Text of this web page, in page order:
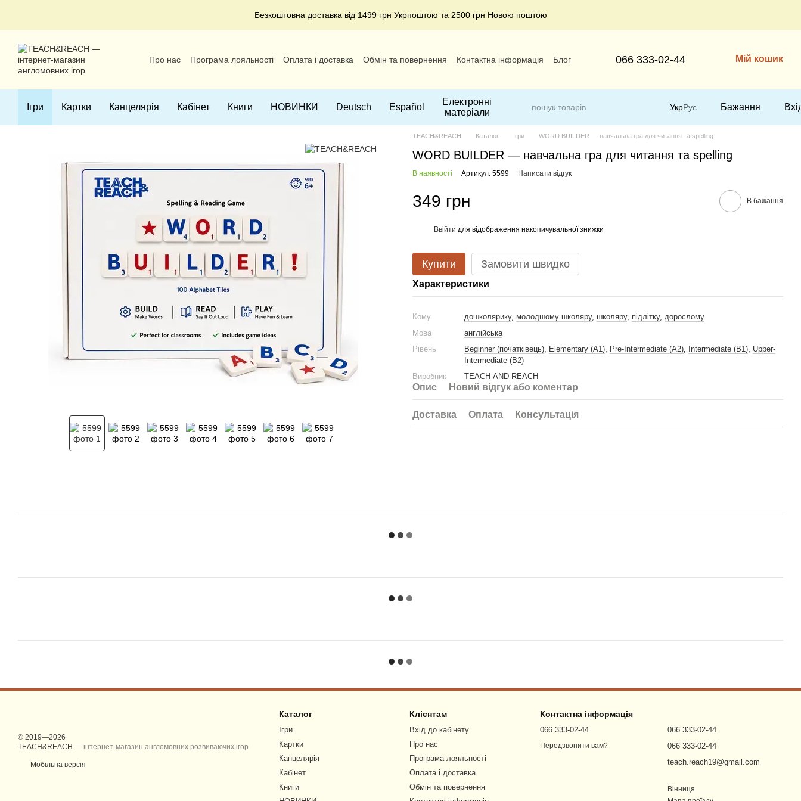
Безкоштовна доставка від 1499 грн Укрпоштою та 2500 грн Новою поштою
Про нас Програма лояльності Оплата і доставка Обмін та повернення Контактна інформація
Блог
066 333-02-44 Мій кошик
Ігри Картки Канцелярія Кабінет Книги НОВИНКИ Deutsch Español
Електронні
матеріали
УкрРус Бажання
TEACH&REACH Каталог Ігри WORD BUILDER — навчальна гра для читання та spelling
WORD BUILDER — навчальна гра для читання та spelling
В наявності Артикул: 5599 Написати відгук
349 грн В бажання
Ввійти для відображення накопичувальної знижки
Купити Замовити швидко
Характеристики
Кому дошколярику, молодшому школяру, школяру, підлітку, дорослому
Мова
англійська
Рівень
Beginner (початківець), Elementary (A1), Pre-Intermediate (A2), Intermediate (B1), Upper-
Intermediate (B2)
Виробник
TEACH-AND-REACH
Опис Новий відгук або коментар
Доставка Оплата Консультація
© 2019—2026
TEACH&REACH — інтернет-магазин англомовних розвиваючих ігор
Мобільна версія
Каталог
Ігри
Картки
Канцелярія
Кабінет
Книги
Клієнтам
Вхід до кабінету
Про нас
Програма лояльності
Оплата і доставка
Обмін та повернення
Контактна інформація
066 333-02-44
Передзвонити вам?
066 333-02-44
066 333-02-44
teach.reach19@gmail.com
Вінниця